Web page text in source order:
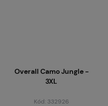
Overall Camo Jungle -
3XL
Kód: 332926